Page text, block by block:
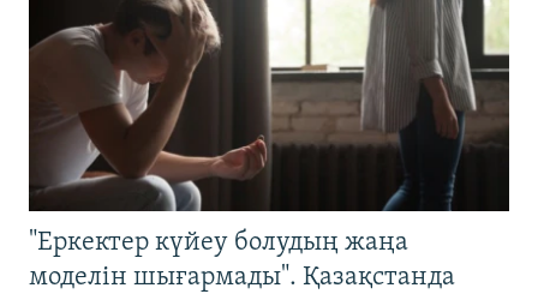
"Еркектер күйеу болудың жаңа
моделін шығармады". Қазақстанда